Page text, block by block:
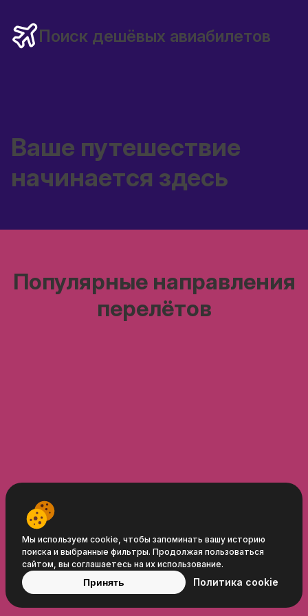
Поиск дешёвых авиабилетов
Ваше путешествие
начинается здесь
Популярные направления
перелётов
Условия
обслуживания
Политика
конфиденциальности
Политика
cookie
Мы используем cookie, чтобы запоминать вашу историю
поиска и выбранные фильтры. Продолжая пользоваться
сайтом, вы соглашаетесь на их использование.
Принять Политика cookie